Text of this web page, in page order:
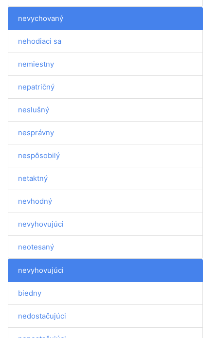
nevychovaný
nehodiaci sa
nemiestny
nepatričný
neslušný
nesprávny
nespôsobilý
netaktný
nevhodný
nevyhovujúci
neotesaný
nevyhovujúci
biedny
nedostačujúci